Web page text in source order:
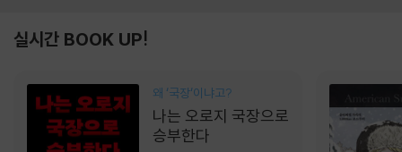
실시간 BOOK UP!
왜 ‘국장‘이냐고?
나는 오로지 국장으로
승부한다